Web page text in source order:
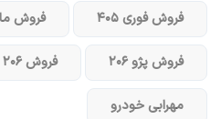
فروش فوری ۴۰۵ فروش
فروش پژو ۲۰۶ فروش ۲۰۶
مهرابی خودرو